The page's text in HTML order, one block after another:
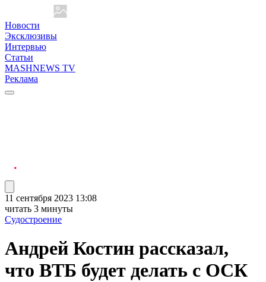
Новости
Эксклюзивы
Интервью
Статьи
MASHNEWS TV
Реклама
11 сентября 2023 13:08
читать 3 минуты
Судостроение
Андрей Костин рассказал,
что ВТБ будет делать с ОСК